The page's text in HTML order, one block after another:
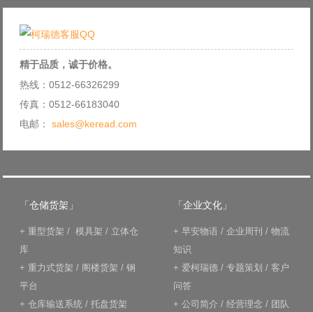
精于品质，诚于价格。
热线：0512-66326299
传真：0512-66183040
电邮： sales@keread.com
「仓储货架」
+ 重型货架 / 模具架 / 立体仓
库
+ 重力式货架 / 阁楼货架 / 钢
平台
+ 仓库输送系统 / 托盘货架
「企业文化」
+ 早安物语 / 企业周刊 / 物流
知识
+ 爱柯瑞德 / 专题策划 / 客户
问答
+ 公司简介 / 经营理念 / 团队